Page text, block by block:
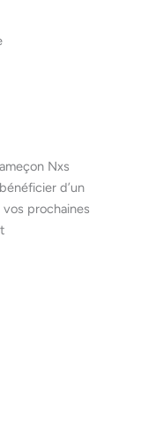
Nxs
d’un
prochaines